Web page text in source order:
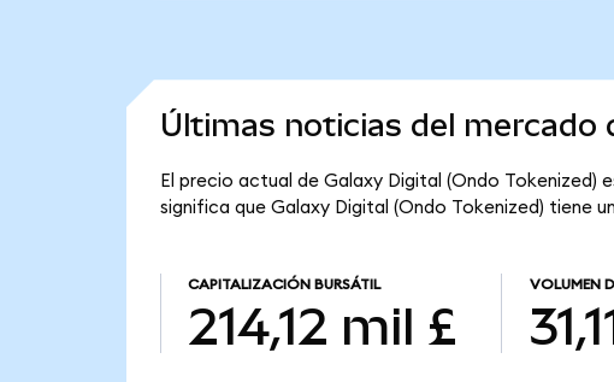
Últimas noticias del mercado
El precio actual de Galaxy Digital (Ondo Tokenized)
significa que Galaxy Digital (Ondo Tokenized) tiene
CAPITALIZACIÓN BURSÁTIL
214,12 mil £
VOLUMEN